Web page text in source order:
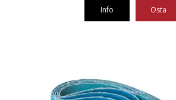
13,77 €.
10,33 €.
Info Osta